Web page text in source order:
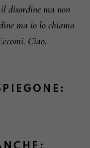
disordine ma non
ma io lo chiamo
Ciao.